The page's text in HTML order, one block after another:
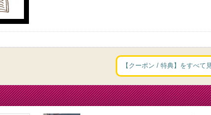
【クーポン / 特典】をすべて